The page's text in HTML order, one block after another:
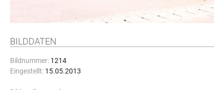
BILDDATEN
Bildnummer: 1214
Eingestellt: 15.05.2013